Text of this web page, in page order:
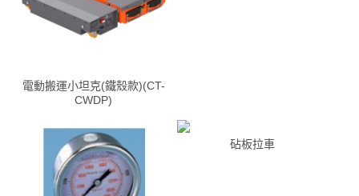
電動搬運小坦克(鐵殼款)(CT-
CWDP)
砧板拉車